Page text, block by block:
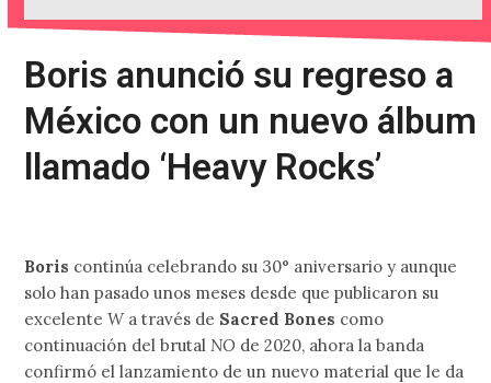
Boris anunció su regreso a
México con un nuevo álbum
llamado ‘Heavy Rocks’
Boris continúa celebrando su 30° aniversario y aunque
solo han pasado unos meses desde que publicaron su
excelente Wa través de Sacred Bones como
continuación del brutal NO de 2020, ahora la banda
confirmó el lanzamiento de un nuevo material que le da